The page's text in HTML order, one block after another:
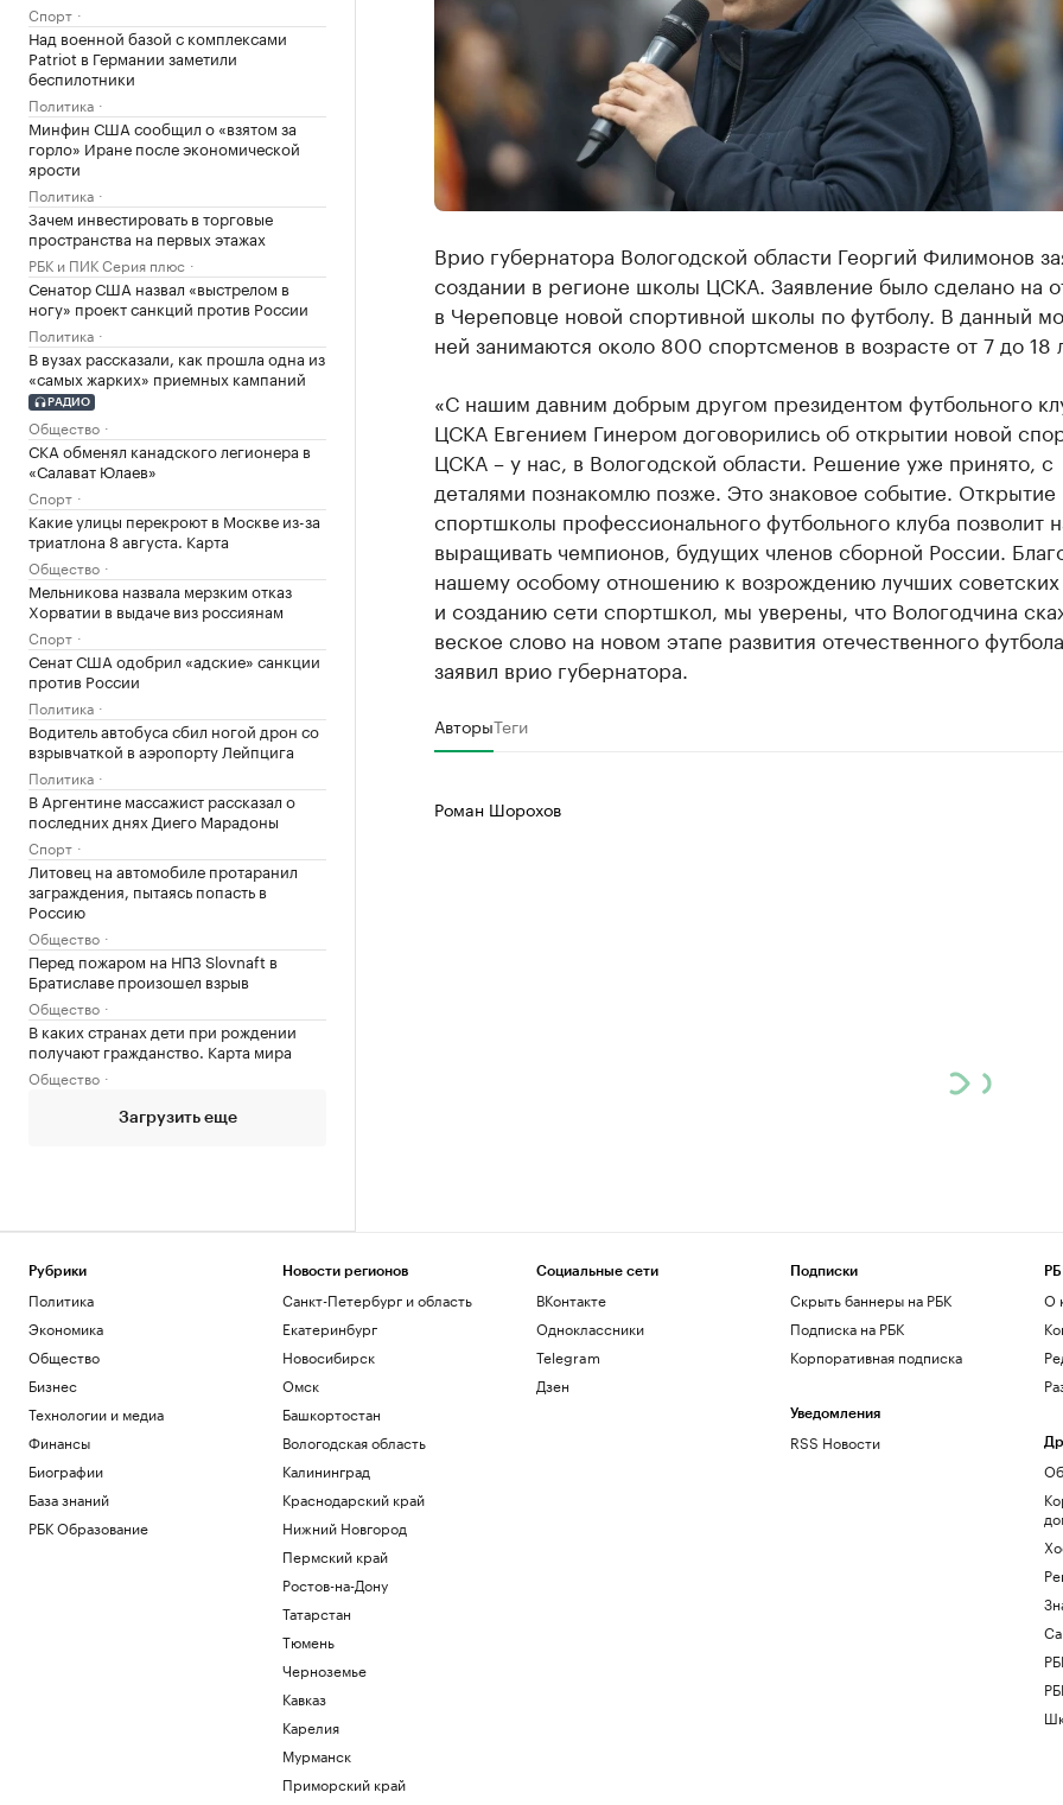
Спорт
Над военной базой с комплексами
Patriot в Германии заметили
беспилотники
Политика
Минфин США сообщил о «взятом за
горло» Иране после экономической
ярости
Политика
Зачем инвестировать в торговые
пространства на первых этажах
РБК и ПИК Серия плюс
Сенатор США назвал «выстрелом в
ногу» проект санкций против России
Политика
В вузах рассказали, как прошла одна из
«самых жарких» приемных кампаний
РАДИО
Общество
СКА обменял канадского легионера в
«Салават Юлаев»
Спорт
Какие улицы перекроют в Москве из-за
триатлона 8 августа. Карта
Общество
Мельникова назвала мерзким отказ
Хорватии в выдаче виз россиянам
Спорт
Сенат США одобрил «адские» санкции
против России
Политика
Водитель автобуса сбил ногой дрон со
взрывчаткой в аэропорту Лейпцига
Политика
В Аргентине массажист рассказал о
последних днях Диего Марадоны
Спорт
Литовец на автомобиле протаранил
заграждения, пытаясь попасть в
Россию
Общество
Перед пожаром на НПЗ Slovnaft в
Братиславе произошел взрыв
Общество
В каких странах дети при рождении
получают гражданство. Карта мира
Общество
Загрузить еще
Врио губернатора Вологодской области Георгий Филимонов
создании в регионе школы ЦСКА. Заявление было сделано на
в Череповце новой спортивной школы по футболу. В данный
ней занимаются около 800 спортсменов в возрасте от 7 до 18
«С нашим давним добрым другом президентом футбольного
ЦСКА Евгением Гинером договорились об открытии новой
ЦСКА – у нас, в Вологодской области. Решение уже принято, с
деталями познакомлю позже. Это знаковое событие. Открытие
спортшколы профессионального футбольного клуба позволит
выращивать чемпионов, будущих членов сборной России.
нашему особому отношению к возрождению лучших советских
и созданию сети спортшкол, мы уверены, что Вологодчина
веское слово на новом этапе развития отечественного
заявил врио губернатора.
АвторыТеги
Роман Шорохов
Рубрики
Политика
Экономика
Общество
Бизнес
Технологии и медиа
Финансы
Биографии
База знаний
РБК Образование
Новости регионов
Санкт-Петербург и область
Екатеринбург
Новосибирск
Омск
Башкортостан
Вологодская область
Калининград
Краснодарский край
Нижний Новгород
Пермский край
Ростов-на-Дону
Татарстан
Тюмень
Черноземье
Кавказ
Карелия
Мурманск
Приморский край
Социальные сети
ВКонтакте
Одноклассники
Telegram
Дзен
Подписки
Скрыть баннеры на РБК
Подписка на РБК
Корпоративная подписка
Уведомления
RSS Новости
О